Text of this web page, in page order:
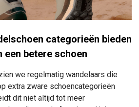
categorieën bieden
een betere schoen
we regelmatig wandelaars die
extra zware schoencategorieën
dit niet altijd tot meer